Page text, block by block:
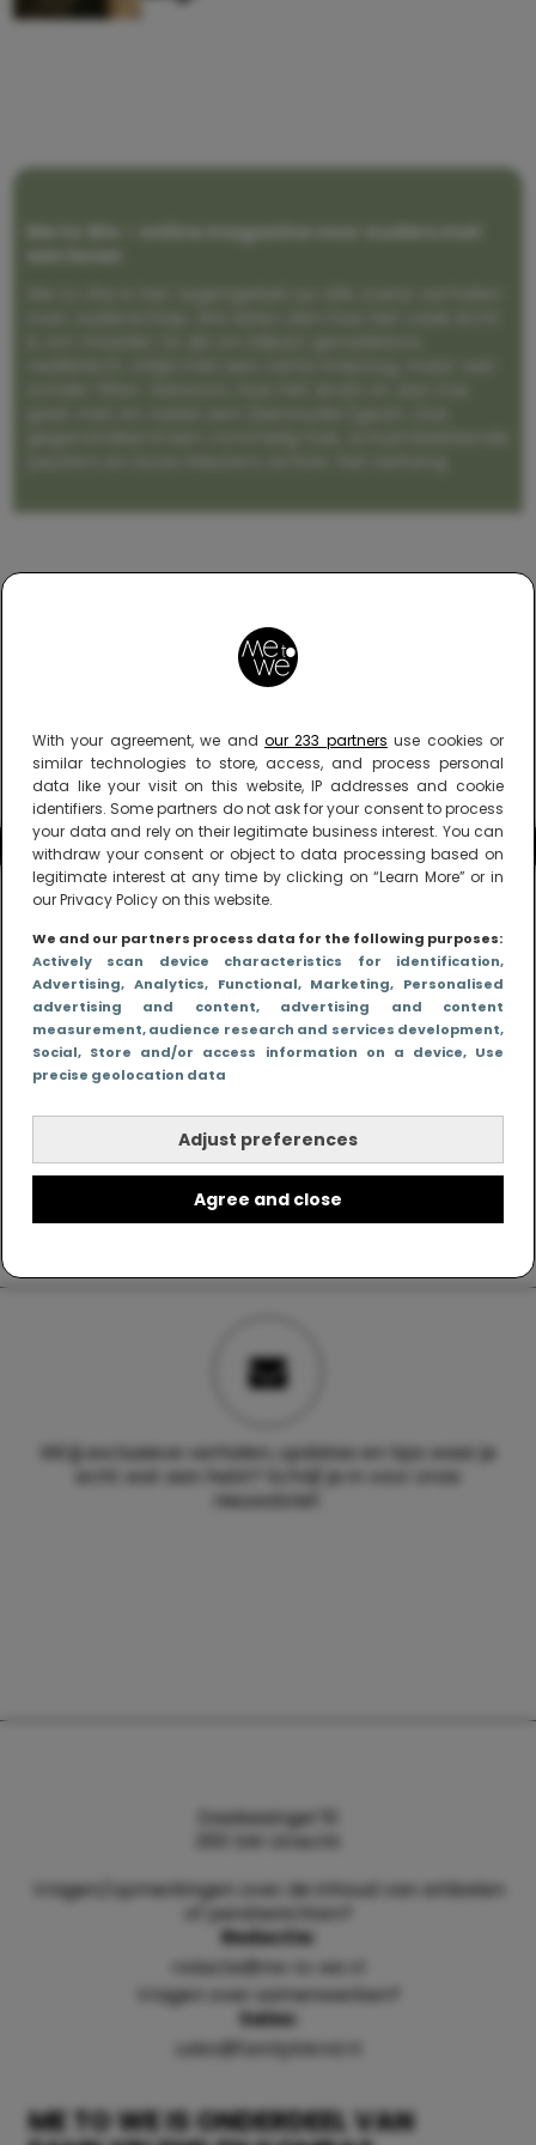
With your agreement, we and our 233 partners use cookies or
similar technologies to store, access, and process personal
data like your visit on this website, IP addresses and cookie
identifiers. Some partners do not ask for your consent to process
your data and rely on their legitimate business interest. You can
withdraw your consent or object to data processing based on
legitimate interest at any time by clicking on “Learn More” or in
our Privacy Policy on this website.
We and our partners process data for the following purposes:
Actively scan device characteristics for identification,
Advertising, Analytics, Functional, Marketing, Personalised
advertising and content, advertising and content
measurement, audience research and services development,
Social, Store and/or access information on a device, Use
precise geolocation data
Adjust preferences
Agree and close
Me to We – online magazine voor ouders met
Wil jij exclusieve verhalen, updates en tips waar je
echt wat aan hebt? Schrijf je in voor onze
nieuwsbrief.
ME TO WE IS ONDERDEEL VAN
Daalsesingel 51
3511 SW Utrecht
Vragen/opmerkingen over de inhoud van artikelen
of persberichten?
Redactie:
redactie@me-to-we.nl
Vragen over samenwerken?
Sales:
sales@familyblend.nl